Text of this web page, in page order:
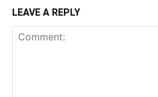
LEAVE A REPLY